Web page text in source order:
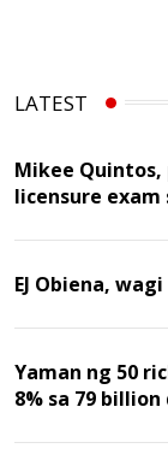
LATEST
Mikee
licensure exam
EJ Obiena,
Yaman ng 50
8% sa 79